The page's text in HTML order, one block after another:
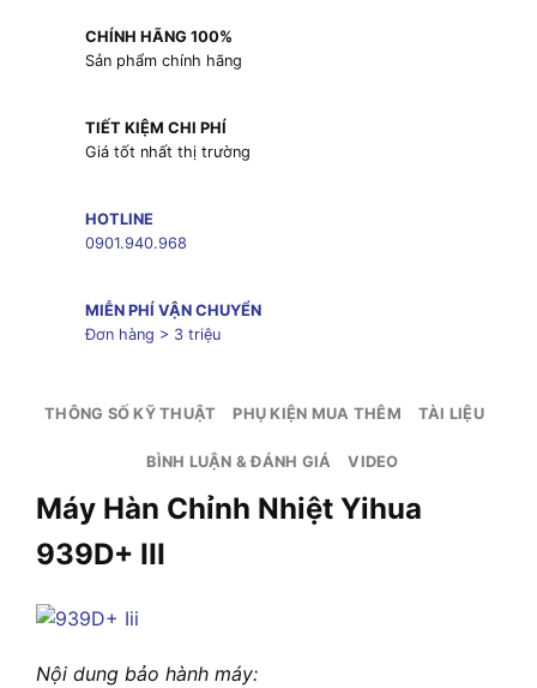
CHÍNH HÃNG 100%
Sản phẩm chính hãng
TIẾT KIỆM CHI PHÍ
Giá tốt nhất thị trường
HOTLINE
0901.940.968
MIỄN PHÍ VẬN CHUYỂN
Đơn hàng > 3 triệu
THÔNG SỐ KỸ THUẬT PHỤ KIỆN MUA THÊM TÀI LIỆU
BÌNH LUẬN & ĐÁNH GIÁ VIDEO
Máy Hàn Chỉnh Nhiệt Yihua
939D+ III
Nội dung bảo hành máy: